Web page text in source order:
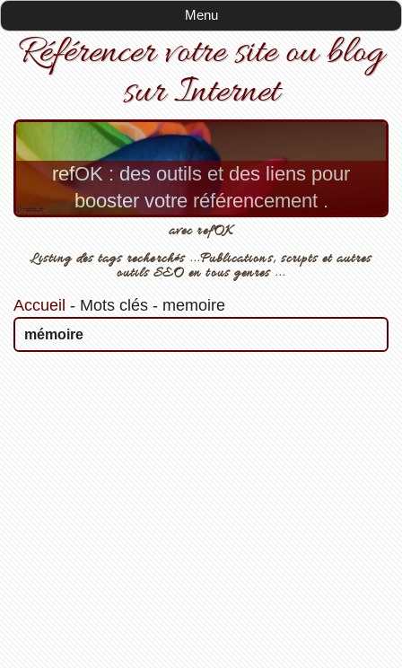
Menu
Référencer votre site ou blog
sur Internet
refOK : des outils et des liens pour
booster votre référencement .
avec refOK
Listing des tags recherchés ...Publications, scripts et autres
outils SEO en tous genres ...
Accueil - Mots clés- memoire
mémoire